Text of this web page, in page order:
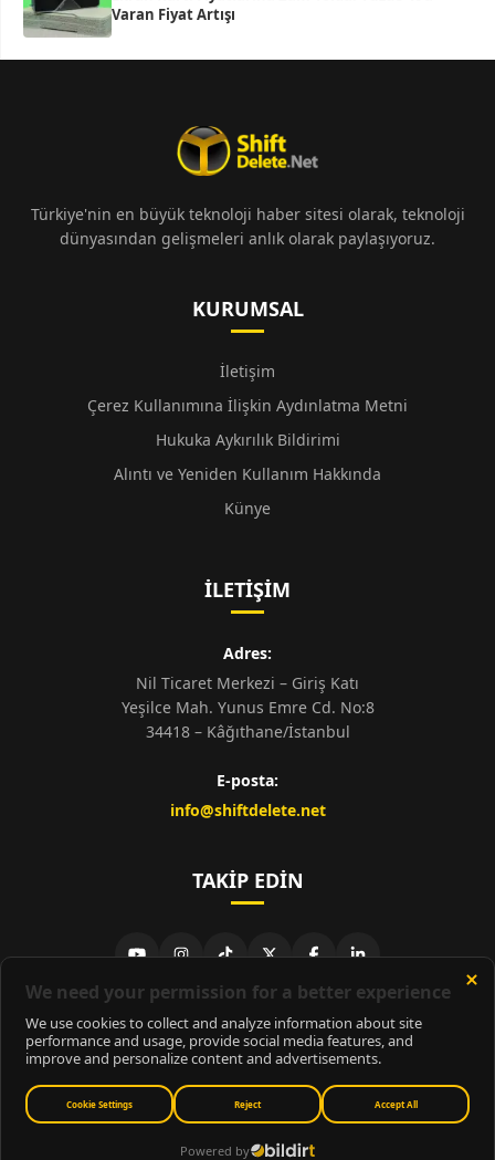
Varan Fiyat Artışı
Türkiye'nin en büyük teknoloji haber sitesi olarak, teknoloji
dünyasından gelişmeleri anlık olarak paylaşıyoruz.
KURUMSAL
İletişim
Çerez Kullanımına İlişkin Aydınlatma Metni
Hukuka Aykırılık Bildirimi
Alıntı ve Yeniden Kullanım Hakkında
Künye
İLETIŞIM
Adres:
Nil Ticaret Merkezi – Giriş Katı
Yeşilce Mah. Yunus Emre Cd. No:8
34418 – Kâğıthane/İstanbul
E-posta:
info@shiftdelete.net
TAKIP EDIN
© 2026ShiftDelete.Net- Tüm hakları saklıdır.
ShiftDelete.Net, İnternet Medyası ve Bilişim Muhabirleri Derneği
üyesidir.